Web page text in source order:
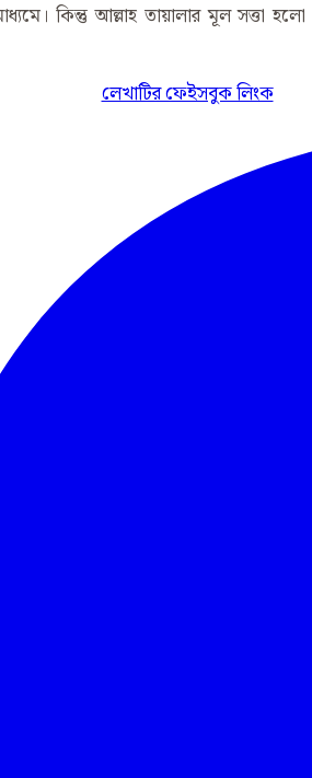
কিন্তু আল্লাহ তায়ালার মূল সত্তা
লেখাটির ফেইসবুক লিংক